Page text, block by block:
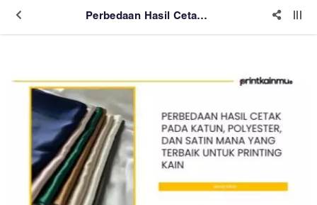
Perbedaan Hasil Cetak pada Katun, Polyester, dan Satin Mana yang Terbaik untuk Printing Kain